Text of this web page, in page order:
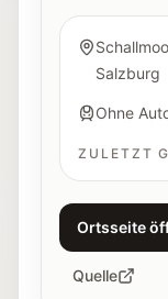
Salzburg
Ohne
ZULETZT
Ortsseite
Quelle